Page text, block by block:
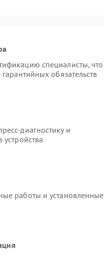
специалисты, что
обязательств
диагностику и
работы и установленные